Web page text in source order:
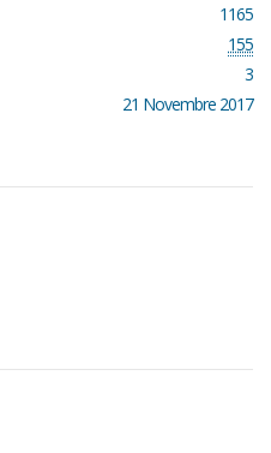
1165
155
3
21 Novembre 2017